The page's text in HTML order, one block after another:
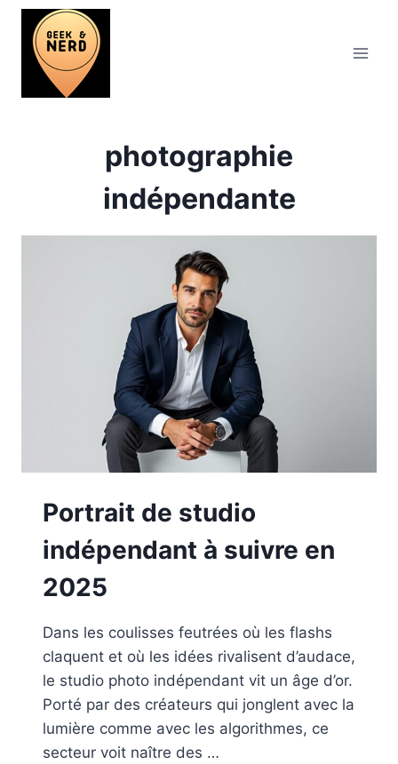
Aller
contenu
photographie
indépendante
Portrait de studio
indépendant à suivre en
2025
Dans les coulisses feutrées où les flashs
claquent et où les idées rivalisent d’audace,
le studio photo indépendant vit un âge d’or.
Porté par des créateurs qui jonglent avec la
lumière comme avec les algorithmes, ce
secteur voit naître des …